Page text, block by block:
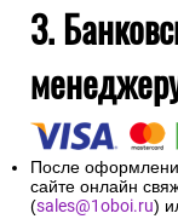
3.
После
сайте онлайн
(sales@1oboi.ru)